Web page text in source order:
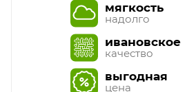
мягкость
надолго
ивановское
качество
выгодная
цена